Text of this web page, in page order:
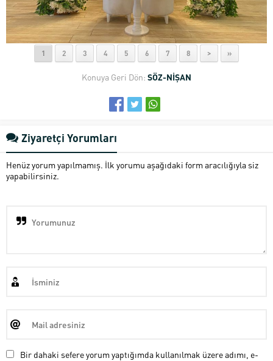
1 2 3 4 5 6 7 8 > »
Konuya Geri Dön: SÖZ-NİŞAN
Ziyaretçi Yorumları
Henüz yorum yapılmamış. İlk yorumu aşağıdaki form aracılığıyla siz
yapabilirsiniz.
Bir dahaki sefere yorum yaptığımda kullanılmak üzere adımı, e-